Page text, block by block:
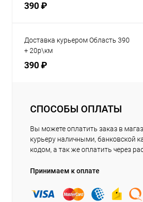
390 ₽
Доставка курьером Область 390
+ 20р\км
390 ₽
СПОСОБЫ ОПЛАТЫ
Вы можете оплатить заказ в
курьеру наличными, банковской
кодом, а так же оплатить через
Принимаем к оплате